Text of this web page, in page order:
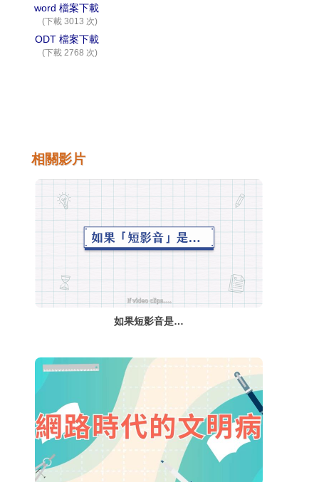
word 檔案下載
(下載 3013 次)
ODT 檔案下載
(下載 2768 次)
相關影片
如果短影音是…